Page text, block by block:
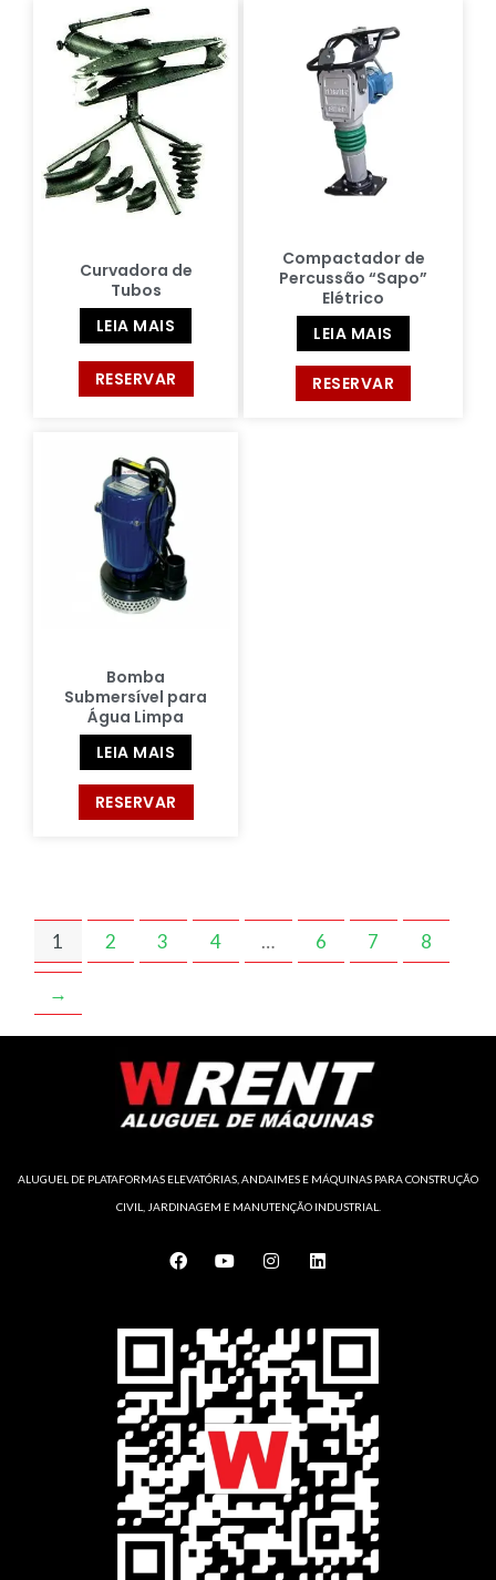
Curvadora de
Tubos
LEIA MAIS
RESERVAR
Compactador de
Percussão “Sapo”
Elétrico
LEIA MAIS
RESERVAR
Bomba
Submersível para
Água Limpa
LEIA MAIS
RESERVAR
1 2 3 4 … 6 7 8
→
ALUGUEL DE PLATAFORMAS ELEVATÓRIAS, ANDAIMES E MÁQUINAS PARA CONSTRUÇÃO
CIVIL, JARDINAGEM E MANUTENÇÃO INDUSTRIAL.
F
a
o
k
Y
o
b
e
I
n
g
r
a
m
L
i